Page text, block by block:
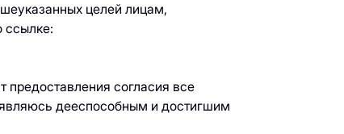
целей лицам,
ссылке:
согласия все
дееспособным и достигшим